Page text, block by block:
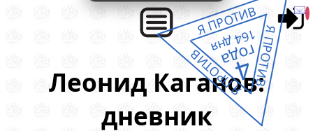
Леонид Каганов:
дневник
Я ПРОТИВ
Я ПРОТИВ
Я ПРОТИВ
4
года
164 дня